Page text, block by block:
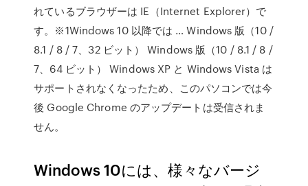
れているブラウザーは IE（Internet Explorer）で
す。※1Windows 10 以降では … Windows 版（10 /
8.1 / 8 / 7、32 ビット） Windows 版（10 / 8.1 / 8 /
7、64 ビット） Windows XP と Windows Vista は
サポートされなくなったため、このパソコンでは今
後 Google Chrome のアップデートは受信されま
せん。
Windows 10には、様々なバージ